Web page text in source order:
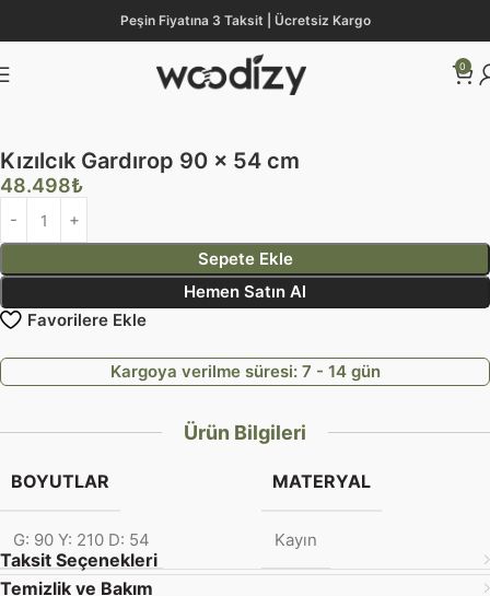
Peşin Fiyatına 3 Taksit | Ücretsiz Kargo
0
Ana Sayfa Yatak Odası Gardırop
Kızılcık Gardırop 90 x 54 cm
48.498₺
Sepete Ekle
Hemen Satın Al
Favorilere Ekle
Kargoya verilme süresi: 7 - 14 gün
Ürün Bilgileri
BOYUTLAR
G: 90 Y: 210 D: 54
MATERYAL
Kayın
Taksit Seçenekleri
Temizlik ve Bakım